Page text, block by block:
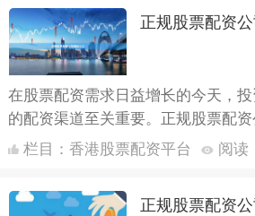
正规股票配资
在股票配资需求日益增长的今天，
的配资渠道至关重要。正规股票配
口，不仅是服务的起点，更是资金安
文将为您详细....
栏目： 香港股票配资平台 阅读
正规股票配资